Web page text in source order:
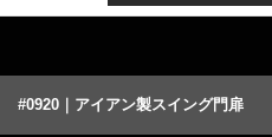
#0920｜アイアン製スイング門扉